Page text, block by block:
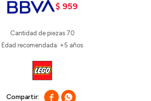
$ 959
Cantidad de piezas 70
Edad recomendada: +5 años
 